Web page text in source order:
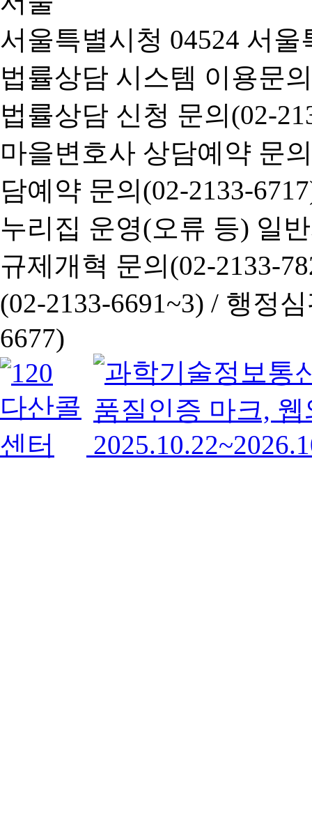
서울특별시청 04524 서
법률상담 시스템 이용문
법률상담 신청 문의(02-
마을변호사 상담예약 문
담예약 문의(02-2133-
누리집 운영(오류 등) 일
규제개혁 문의(02-2133-
(02-2133-6691~3) / 행정심
6677)